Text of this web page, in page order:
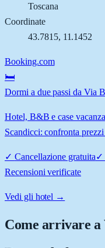
Toscana
Coordinate
43.7815, 11.1452
Booking.com
🛏️
Dormi a due passi da Via
Hotel, B&B e case
Scandicci: confronta
✓ Cancellazione gratuita✓
Recensioni verificate
Vedi gli hotel →
Come arrivare a